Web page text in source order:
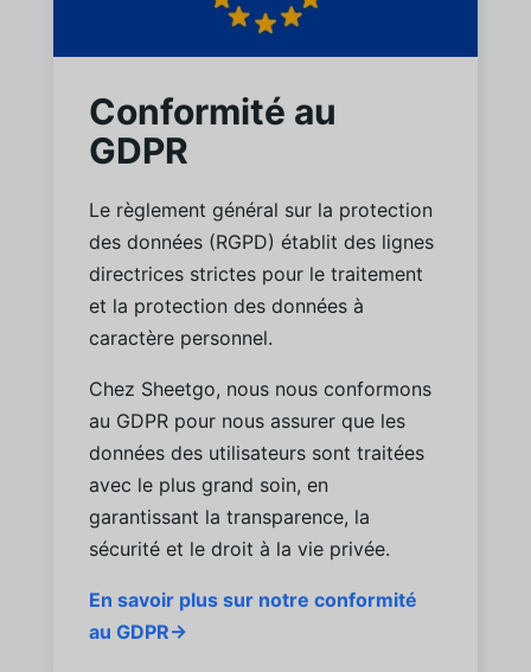
Conformité au
GDPR
Le règlement général sur la protection
des données (RGPD) établit des lignes
directrices strictes pour le traitement
et la protection des données à
caractère personnel.
Chez Sheetgo, nous nous conformons
au GDPR pour nous assurer que les
données des utilisateurs sont traitées
avec le plus grand soin, en
garantissant la transparence, la
sécurité et le droit à la vie privée.
En savoir plus sur notre conformité
au GDPR→